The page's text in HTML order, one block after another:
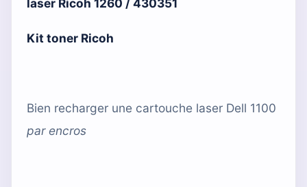
laser Ricoh 1260 / 430351
Kit toner Ricoh
Bien recharger une cartouche laser Dell 1100
parencros